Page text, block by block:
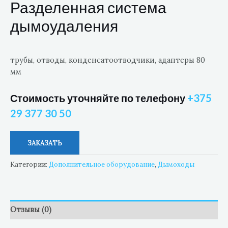
Разделенная система
дымоудаления
трубы, отводы, конденсатоотводчики, адаптеры 80
мм
Стоимость уточняйте по телефону +375
29 377 30 50
ЗАКАЗАТЬ
Категории: Дополнительное оборудование, Дымоходы
Отзывы (0)